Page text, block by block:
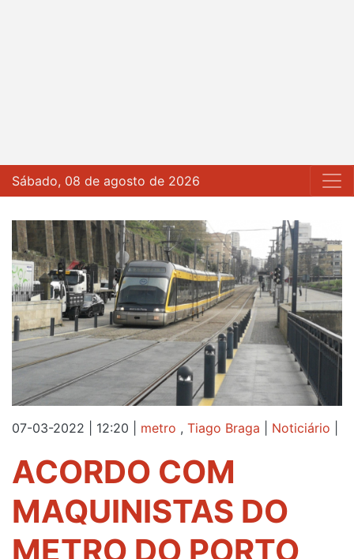
Sábado, 08 de agosto de 2026
07-03-2022 | 12:20 metro , Tiago Braga Noticiário
ACORDO COM
MAQUINISTAS DO
METRO DO PORTO